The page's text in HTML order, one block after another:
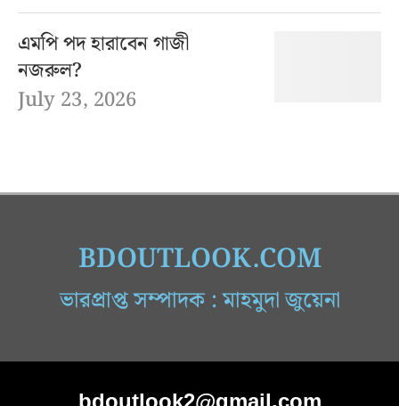
এমপি পদ হারাবেন গাজী
নজরুল?
July 23, 2026
BDOUTLOOK.COM
ভারপ্রাপ্ত সম্পাদক : মাহমুদা জুয়েনা